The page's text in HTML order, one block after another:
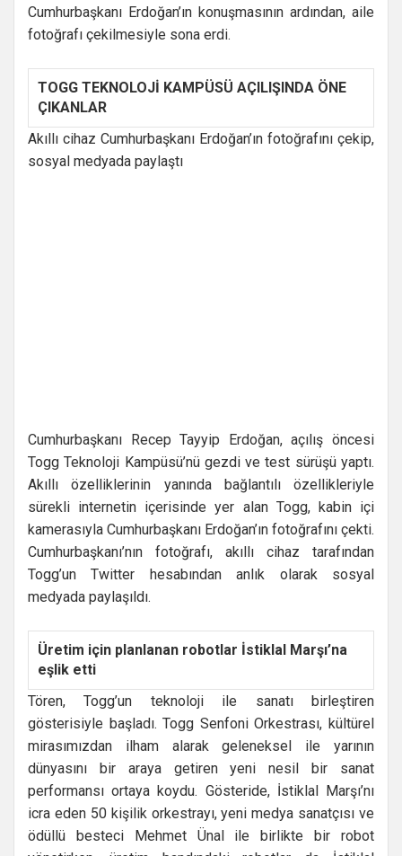
Cumhurbaşkanı Erdoğan’ın konuşmasının ardından, aile
fotoğrafı çekilmesiyle sona erdi.
TOGG TEKNOLOJİ KAMPÜSÜ AÇILIŞINDA ÖNE
ÇIKANLAR
Akıllı cihaz Cumhurbaşkanı Erdoğan’ın fotoğrafını çekip,
sosyal medyada paylaştı
Cumhurbaşkanı Recep Tayyip Erdoğan, açılış öncesi
Togg Teknoloji Kampüsü’nü gezdi ve test sürüşü yaptı.
Akıllı özelliklerinin yanında bağlantılı özellikleriyle
sürekli internetin içerisinde yer alan Togg, kabin içi
kamerasıyla Cumhurbaşkanı Erdoğan’ın fotoğrafını çekti.
Cumhurbaşkanı’nın fotoğrafı, akıllı cihaz tarafından
Togg’un Twitter hesabından anlık olarak sosyal
medyada paylaşıldı.
Üretim için planlanan robotlar İstiklal Marşı’na
eşlik etti
Tören, Togg’un teknoloji ile sanatı birleştiren
gösterisiyle başladı. Togg Senfoni Orkestrası, kültürel
mirasımızdan ilham alarak geleneksel ile yarının
dünyasını bir araya getiren yeni nesil bir sanat
performansı ortaya koydu. Gösteride, İstiklal Marşı’nı
icra eden 50 kişilik orkestrayı, yeni medya sanatçısı ve
ödüllü besteci Mehmet Ünal ile birlikte bir robot